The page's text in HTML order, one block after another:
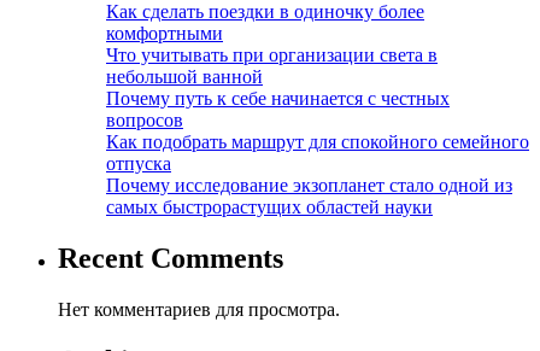
Как сделать поездки в одиночку более
комфортными
Что учитывать при организации света в
небольшой ванной
Почему путь к себе начинается с честных
вопросов
Как подобрать маршрут для спокойного семейного
отпуска
Почему исследование экзопланет стало одной из
самых быстрорастущих областей науки
Recent Comments
Нет комментариев для просмотра.